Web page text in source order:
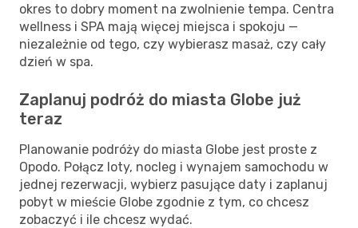
okres to dobry moment na zwolnienie tempa. Centra
wellness i SPA mają więcej miejsca i spokoju —
niezależnie od tego, czy wybierasz masaż, czy cały
dzień w spa.
Zaplanuj podróż do miasta Globe już
teraz
Planowanie podróży do miasta Globe jest proste z
Opodo. Połącz loty, nocleg i wynajem samochodu w
jednej rezerwacji, wybierz pasujące daty i zaplanuj
pobyt w mieście Globe zgodnie z tym, co chcesz
zobaczyć i ile chcesz wydać.